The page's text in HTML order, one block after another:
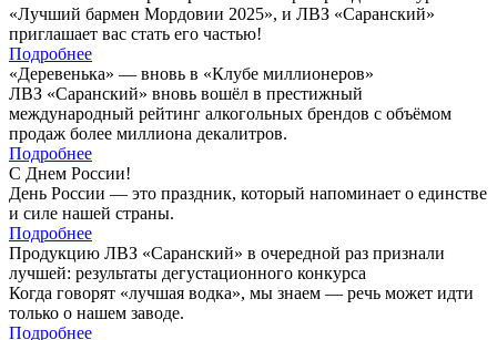
«Лучший бармен Мордовии 2025», и ЛВЗ «Саранский»
приглашает вас стать его частью!
Подробнее
«Деревенька» — вновь в «Клубе миллионеров»
ЛВЗ «Саранский» вновь вошёл в престижный
международный рейтинг алкогольных брендов с объёмом
продаж более миллиона декалитров.
Подробнее
С Днем России!
День России — это праздник, который напоминает о единстве
и силе нашей страны.
Подробнее
Продукцию ЛВЗ «Саранский» в очередной раз признали
лучшей: результаты дегустационного конкурса
Когда говорят «лучшая водка», мы знаем — речь может идти
только о нашем заводе.
Подробнее